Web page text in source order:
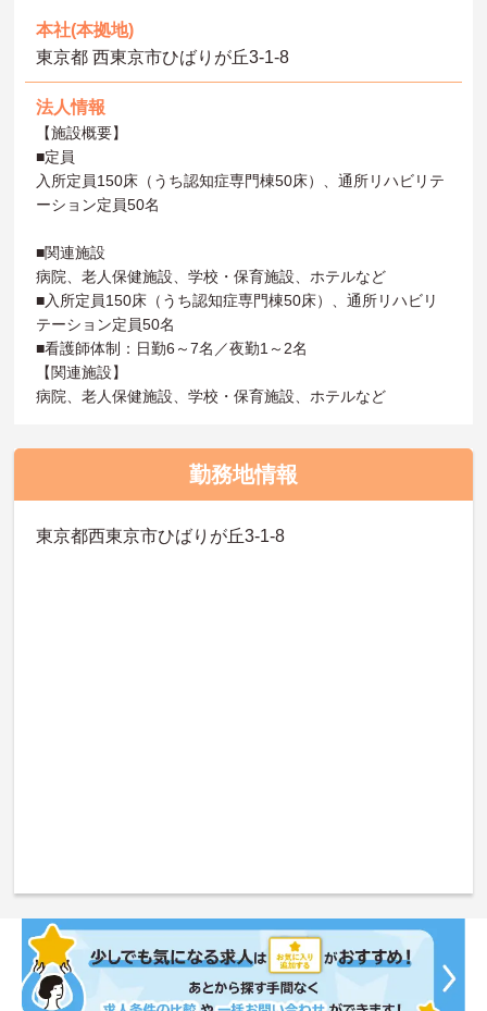
本社(本拠地)
東京都 西東京市ひばりが丘3-1-8
法人情報
【施設概要】
■定員
入所定員150床（うち認知症専門棟50床）、通所リハビリテ
ーション定員50名
■関連施設
病院、老人保健施設、学校・保育施設、ホテルなど
■入所定員150床（うち認知症専門棟50床）、通所リハビリ
テーション定員50名
■看護師体制：日勤6～7名／夜勤1～2名
【関連施設】
病院、老人保健施設、学校・保育施設、ホテルなど
勤務地情報
東京都西東京市ひばりが丘3-1-8